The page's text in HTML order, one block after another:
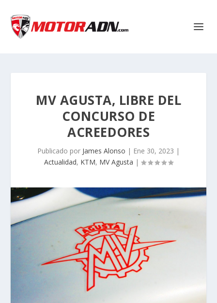
MV AGUSTA, LIBRE DEL
CONCURSO DE
ACREEDORES
Publicado por James Alonso | Ene 30, 2023 |
Actualidad, KTM, MV Agusta |